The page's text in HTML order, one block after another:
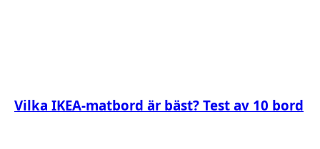
Vilka IKEA-matbord är bäst? Test av 10 bord